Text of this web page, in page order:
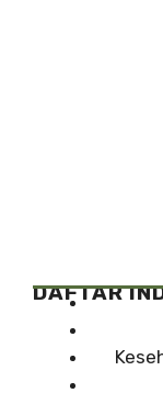
DAFTAR